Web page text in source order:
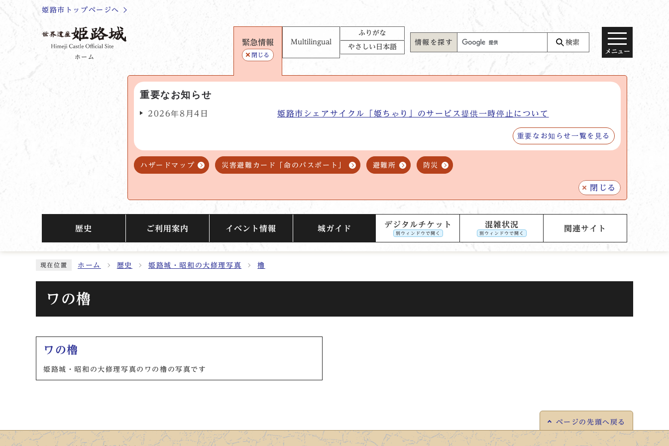
姫路市トップページへ
ホーム
緊急情報
閉じる
重要なお知らせ
2026年8月4日 姫路市シェアサイクル「姫ちゃり」のサービス提供一時停止について
重要なお知らせ一覧を見る
ハザードマップ 災害避難カード「命のパスポート」 避難所 防災
閉じる
Multilingual
ふりがな
やさしい日本語
情報を探す 検索
メニュー
歴史 ご利用案内 イベント情報 城ガイド デジタルチケット
別ウィンドウで開く
混雑状況
別ウィンドウで開く
関連サイト
現在位置 ホーム 歴史 姫路城・昭和の大修理写真 櫓
ワの櫓
メインメニュー
ワの櫓
姫路城・昭和の大修理写真のワの櫓の写真です
ページの 先頭へ戻る